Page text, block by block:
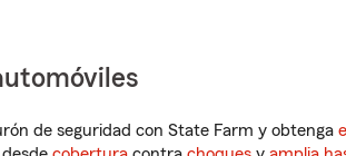
de seguridad con State Farm y obtenga